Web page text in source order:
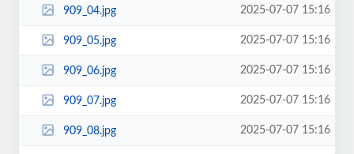
909_04.jpg 2025-07-07 15:16
909_05.jpg 2025-07-07 15:16
909_06.jpg 2025-07-07 15:16
909_07.jpg 2025-07-07 15:16
909_08.jpg 2025-07-07 15:16